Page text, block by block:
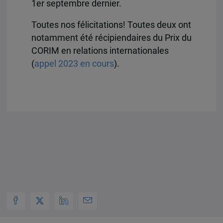
1er septembre dernier.
Toutes nos félicitations! Toutes deux ont
notamment été récipiendaires du Prix du
CORIM en relations internationales
(appel 2023 en cours).